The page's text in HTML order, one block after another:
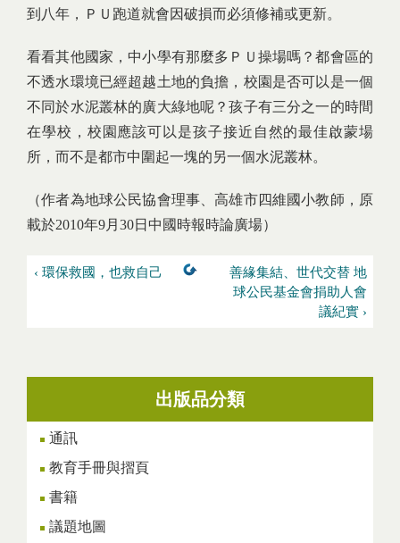
到八年，ＰＵ跑道就會因破損而必須修補或更新。
看看其他國家，中小學有那麼多ＰＵ操場嗎？都會區的
不透水環境已經超越土地的負擔，校園是否可以是一個
不同於水泥叢林的廣大綠地呢？孩子有三分之一的時間
在學校，校園應該可以是孩子接近自然的最佳啟蒙場
所，而不是都市中圍起一塊的另一個水泥叢林。
（作者為地球公民協會理事、高雄市四維國小教師，原
載於2010年9月30日中國時報時論廣場）
‹ 環保救國，也救自己
善緣集結、世代交替 地
球公民基金會捐助人會
議紀實 ›
出版品分類
通訊
教育手冊與摺頁
書籍
議題地圖